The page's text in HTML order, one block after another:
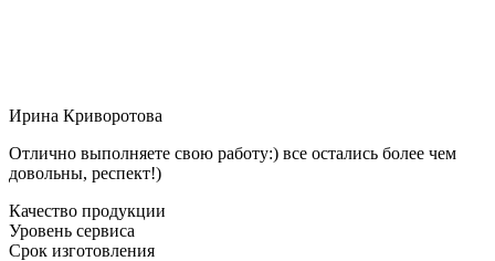
Ирина Криворотова
Отлично выполняете свою работу:) все остались более чем
довольны, респект!)
Качество продукции
Уровень сервиса
Срок изготовления